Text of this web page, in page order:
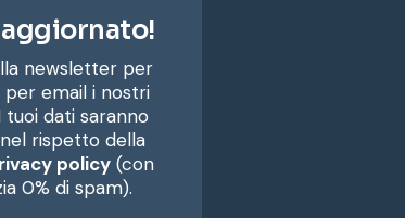
aggiornato!
newsletter per
email i nostri
tuoi dati saranno
rispetto della
policy(con
0% di spam).